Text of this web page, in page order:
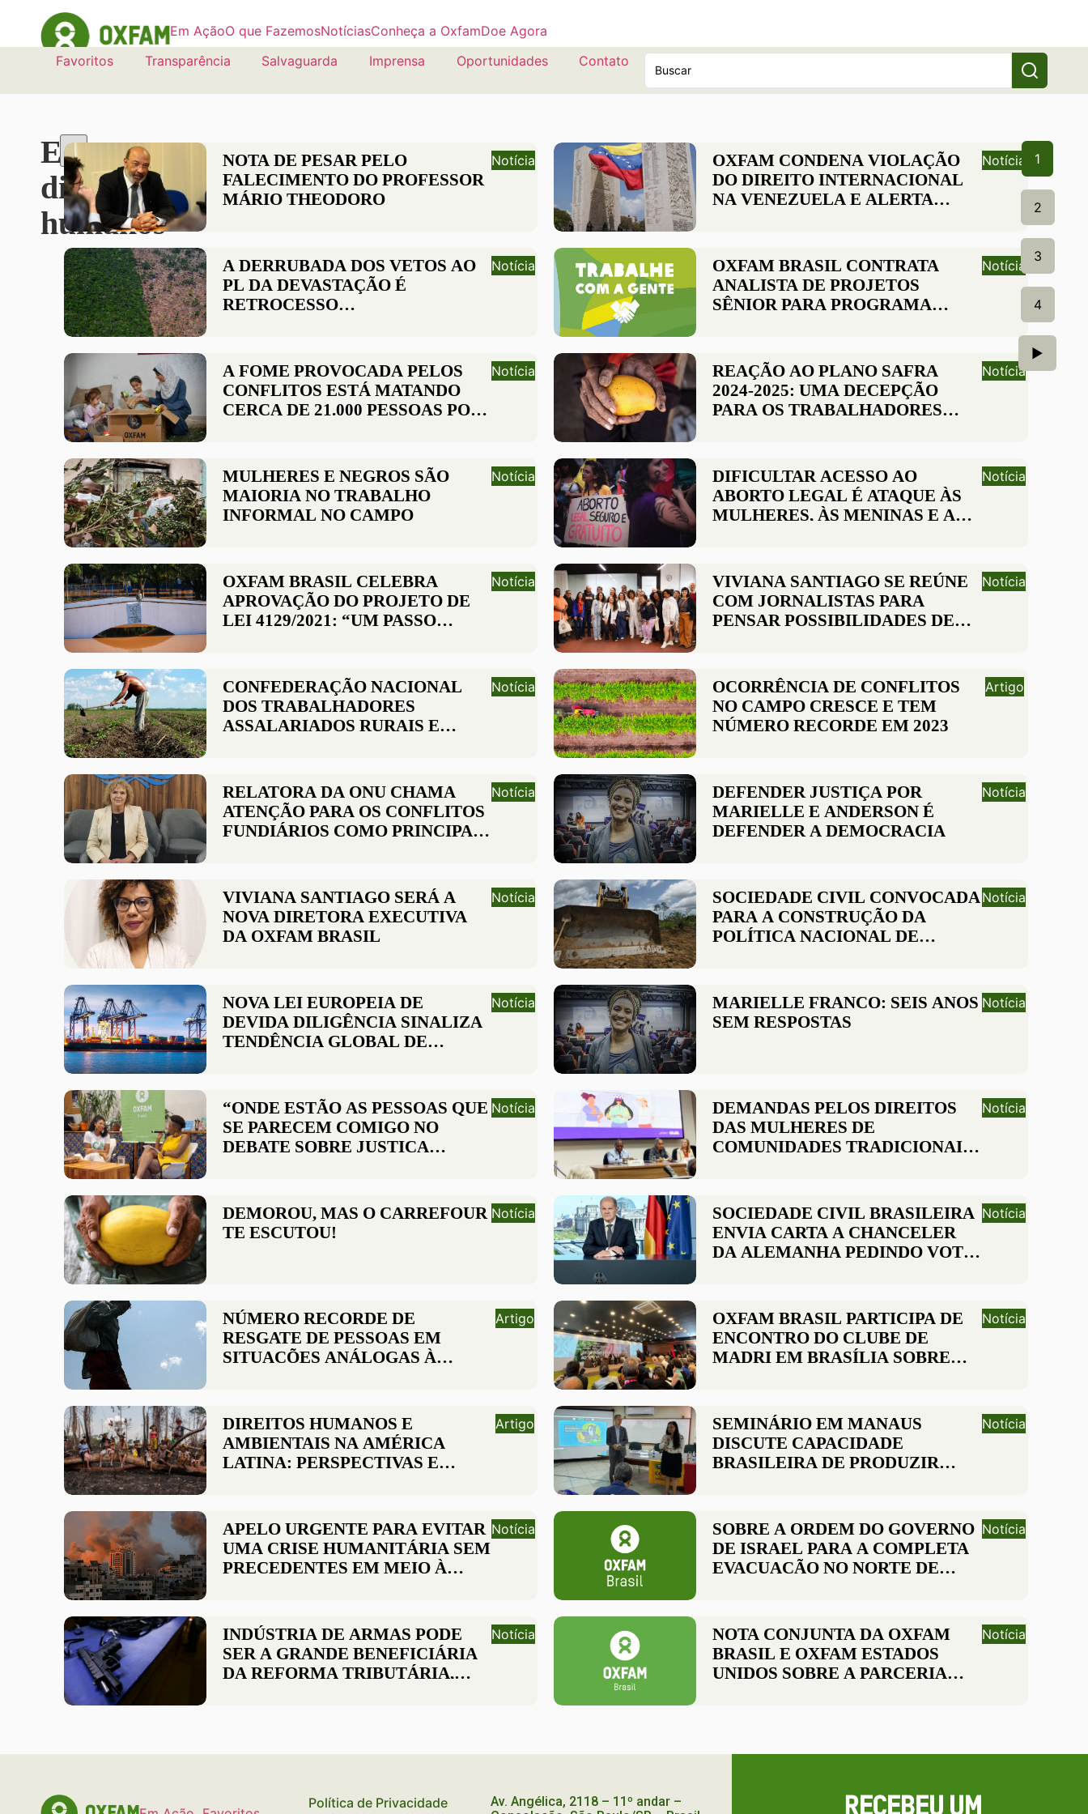
Em AçãoO que FazemosNotíciasConheça a OxfamDoe Agora
Favoritos
Transparência Salvaguarda Imprensa Oportunidades Contato
Etiqueta:
direitos
humanos
NOTA DE PESAR PELO
FALECIMENTO DO PROFESSOR
MÁRIO THEODORO
Notícia
OXFAM CONDENA VIOLAÇÃO
DO DIREITO INTERNACIONAL
NA VENEZUELA E ALERTA
HUMANOS
Notícia
A DERRUBADA DOS VETOS AO
PL DA DEVASTAÇÃO É
RETROCESSO
Notícia
OXFAM BRASIL CONTRATA
ANALISTA DE PROJETOS
SÊNIOR PARA PROGRAMA
NATURAIS
Notícia
A FOME PROVOCADA PELOS
CONFLITOS ESTÁ MATANDO
CERCA DE 21.000 PESSOAS POR
Notícia
REAÇÃO AO PLANO SAFRA
2024-2025: UMA DECEPÇÃO
PARA OS TRABALHADORES
Notícia
MULHERES E NEGROS SÃO
MAIORIA NO TRABALHO
INFORMAL NO CAMPO
Notícia
DIFICULTAR ACESSO AO
ABORTO LEGAL É ATAQUE ÀS
MULHERES, ÀS MENINAS E AOS
Notícia
OXFAM BRASIL CELEBRA
APROVAÇÃO DO PROJETO DE
LEI 4129/2021: “UM PASSO
Notícia
VIVIANA SANTIAGO SE REÚNE
COM JORNALISTAS PARA
PENSAR POSSIBILIDADES DE
Notícia
CONFEDERAÇÃO NACIONAL
DOS TRABALHADORES
ASSALARIADOS RURAIS E
HUMANOS NO PLANO SAFRA
2024-25
Notícia
OCORRÊNCIA DE CONFLITOS
NO CAMPO CRESCE E TEM
NÚMERO RECORDE EM 2023
Artigo
RELATORA DA ONU CHAMA
ATENÇÃO PARA OS CONFLITOS
FUNDIÁRIOS COMO PRINCIPAL
Notícia
DEFENDER JUSTIÇA POR
MARIELLE E ANDERSON É
DEFENDER A DEMOCRACIA
Notícia
VIVIANA SANTIAGO SERÁ A
NOVA DIRETORA EXECUTIVA
DA OXFAM BRASIL
Notícia
SOCIEDADE CIVIL CONVOCADA
PARA A CONSTRUÇÃO DA
POLÍTICA NACIONAL DE
Notícia
NOVA LEI EUROPEIA DE
DEVIDA DILIGÊNCIA SINALIZA
TENDÊNCIA GLOBAL DE
Notícia
MARIELLE FRANCO: SEIS ANOS
SEM RESPOSTAS
Notícia
“ONDE ESTÃO AS PESSOAS QUE
SE PARECEM COMIGO NO
DEBATE SOBRE JUSTIÇA
Notícia
DEMANDAS PELOS DIREITOS
DAS MULHERES DE
COMUNIDADES TRADICIONAIS
Notícia
DEMOROU, MAS O CARREFOUR
TE ESCUTOU!
Notícia
SOCIEDADE CIVIL BRASILEIRA
ENVIA CARTA A CHANCELER
DA ALEMANHA PEDINDO VOTO
Notícia
NÚMERO RECORDE DE
RESGATE DE PESSOAS EM
SITUAÇÕES ANÁLOGAS À
LEI DE DIREITOS HUMANOS E
EMPRESAS
Artigo
OXFAM BRASIL PARTICIPA DE
ENCONTRO DO CLUBE DE
MADRI EM BRASÍLIA SOBRE
Notícia
DIREITOS HUMANOS E
AMBIENTAIS NA AMÉRICA
LATINA: PERSPECTIVAS E
Artigo
SEMINÁRIO EM MANAUS
DISCUTE CAPACIDADE
BRASILEIRA DE PRODUZIR
Notícia
APELO URGENTE PARA EVITAR
UMA CRISE HUMANITÁRIA SEM
PRECEDENTES EM MEIO À
GAZA
Notícia
SOBRE A ORDEM DO GOVERNO
DE ISRAEL PARA A COMPLETA
EVACUAÇÃO NO NORTE DE
Notícia
INDÚSTRIA DE ARMAS PODE
SER A GRANDE BENEFICIÁRIA
DA REFORMA TRIBUTÁRIA,
Notícia
NOTA CONJUNTA DA OXFAM
BRASIL E OXFAM ESTADOS
UNIDOS SOBRE A PARCERIA
Notícia
1
2
3
4
►
Política de Privacidade
Av. Angélica, 2118 – 11º andar –